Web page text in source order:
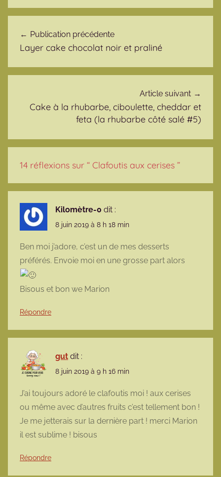
Publication précédente
Layer cake chocolat noir et praliné
Article suivant
Cake à la rhubarbe, ciboulette, cheddar et
feta (la rhubarbe côté salé #5)
14 réflexions sur “ Clafoutis aux cerises ”
Kilomètre-0 dit :
8 juin 2019 à 8 h 18 min
Ben moi j’adore, c’est un de mes desserts
préférés. Envoie moi en une grosse part alors
Bisous et bon we Marion
Répondre
gut dit :
8 juin 2019 à 9 h 16 min
J’ai toujours adoré le clafoutis moi ! aux cerises
ou même avec d’autres fruits c’est tellement bon !
Je me jetterais sur la dernière part ! merci Marion
il est sublime ! bisous
Répondre